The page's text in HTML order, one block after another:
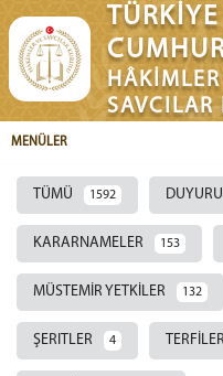
TÜRKİYE
HÂKİMLER
SAVCILAR
MENÜLER
TÜMÜ 1592
KARARNAMELER 153
MÜSTEMİR YETKİLER 132
ŞERITLER 4 TERFİLER